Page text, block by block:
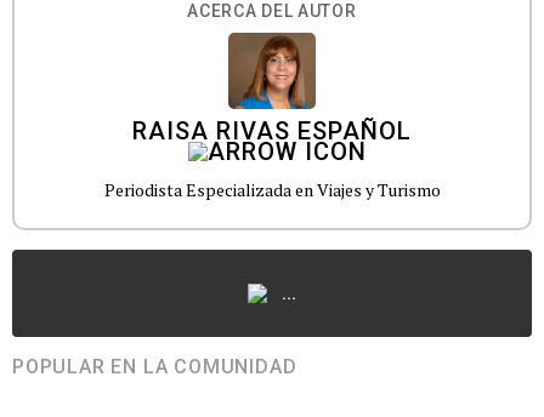
ACERCA DEL AUTOR
RAISA RIVAS ESPAÑOL
Periodista Especializada en Viajes y Turismo
...
POPULAR EN LA COMUNIDAD